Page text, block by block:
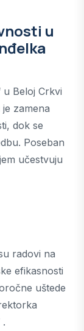
u
Beloj Crkvi
zamena
dok se
Poseban
učestvuju
radovi na
efikasnosti
uštede
.